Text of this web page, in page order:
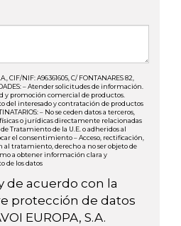
CIF/NIF: A96361605, C/ FONTANARES 82,
– Atender solicitudes de información.
y promoción comercial de productos.
del interesado y contratación de productos
– No se ceden datos a terceros,
o jurídicas directamente relacionadas
Tratamiento de la U.E. o adheridos al
el consentimiento – Acceso, rectificación,
tratamiento, derecho a no ser objeto de
a obtener información clara y
de los datos
de acuerdo con la
protección de datos
EUROPA, S.A.